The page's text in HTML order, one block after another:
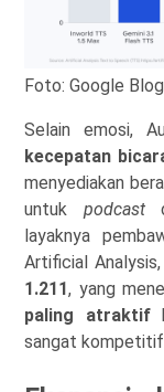
Foto: Google Blog
Selain emosi,
kecepatan
menyediakan
untuk podcast
layaknya
Artificial
1.211, yang
paling atraktif
sangat